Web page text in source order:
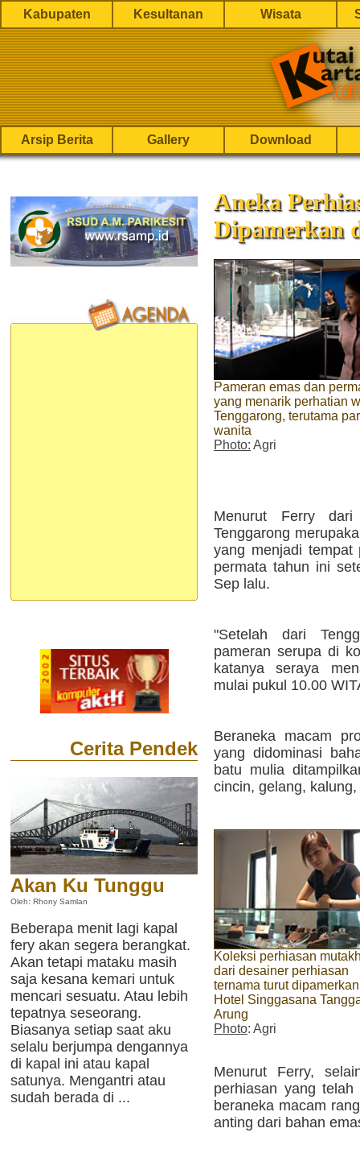
Kabupaten Kesultanan Wisata
Arsip Berita Gallery Download
Cerita Pendek
Akan Ku Tunggu
Oleh: Rhony Samlan
Beberapa menit lagi kapal
fery akan segera berangkat.
Akan tetapi mataku masih
saja kesana kemari untuk
mencari sesuatu. Atau lebih
tepatnya seseorang.
Biasanya setiap saat aku
selalu berjumpa dengannya
di kapal ini atau kapal
satunya. Mengantri atau
sudah berada di ...
Aneka
Dipamerkan
Pameran emas dan
yang menarik perhatian
Tenggarong, terutama
wanita
Photo: Agri
Menurut Ferry
Tenggarong
yang menjadi tempat
permata tahun ini
Sep lalu.
"Setelah dari
pameran serupa di
katanya seraya
mulai pukul 10.00
Beraneka macam
yang didominasi
batu mulia
cincin, gelang,
Koleksi perhiasan
dari desainer perhiasan
ternama turut
Hotel Singgasana
Arung
Photo: Agri
Menurut Ferry,
perhiasan yang
beraneka macam
anting dari bahan